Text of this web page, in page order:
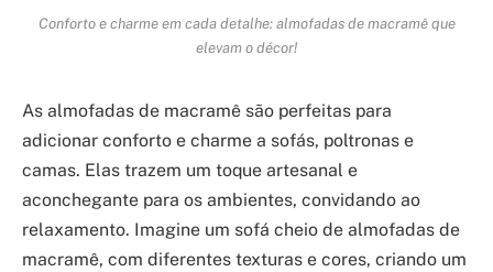
Conforto e charme em cada detalhe: almofadas de macramê que
elevam o décor!
As almofadas de macramê são perfeitas para
adicionar conforto e charme a sofás, poltronas e
camas. Elas trazem um toque artesanal e
aconchegante para os ambientes, convidando ao
relaxamento. Imagine um sofá cheio de almofadas de
macramê, com diferentes texturas e cores, criando um